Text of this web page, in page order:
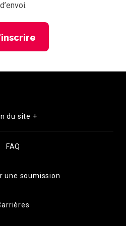
d’envoi.
du site +
FAQ
une soumission